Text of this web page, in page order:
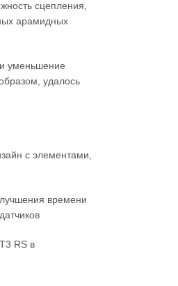
сцепления,
арамидных
уменьшение
удалось
с элементами,
времени
RS в